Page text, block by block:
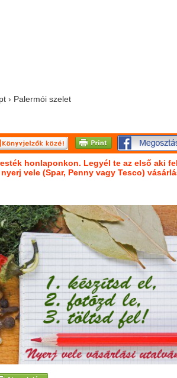
› Palermói szelet
honlaponkon. Legyél te az első aki
vele (Spar, Penny vagy Tesco)